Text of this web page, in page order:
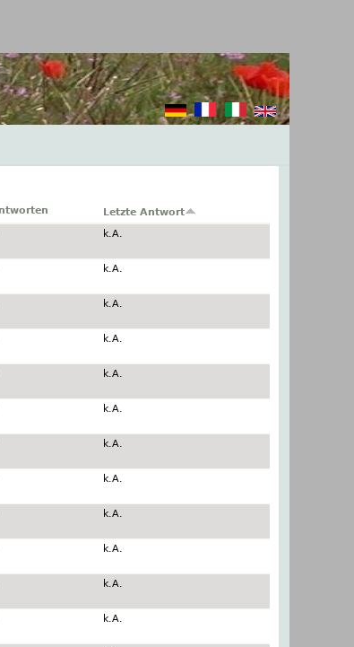
Letzte Antwort
k.A.
k.A.
k.A.
k.A.
k.A.
k.A.
k.A.
k.A.
k.A.
k.A.
k.A.
k.A.